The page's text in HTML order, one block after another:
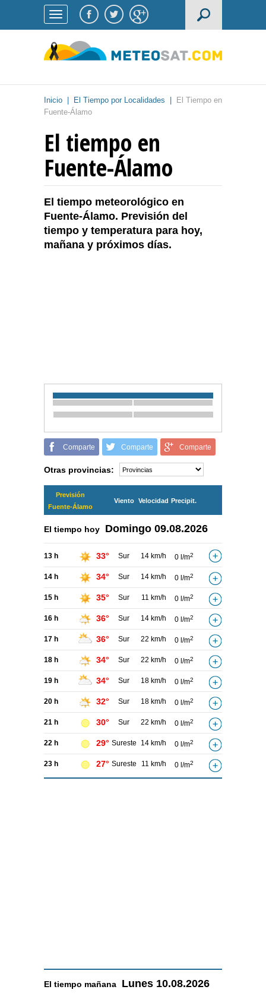
Inicio El Tiempo por Localidades
El Tiempo en
Fuente-Álamo
El tiempo en
Fuente-Álamo
El tiempo meteorológico en
Fuente-Álamo. Previsión del
tiempo y temperatura para hoy,
mañana y próximos días.
Comparte Comparte Comparte
Otras provincias:
Previsión
Fuente-Álamo
Viento Velocidad Precipit.
El tiempo hoy Domingo 09.08.2026
13 h 33° Sur 14 km/h 0 l/m2
14 h 34° Sur 14 km/h 0 l/m2
15 h 35° Sur 11 km/h 0 l/m2
16 h 36° Sur 14 km/h 0 l/m2
17 h 36° Sur 22 km/h 0 l/m2
18 h 34° Sur 22 km/h 0 l/m2
19 h 34° Sur 18 km/h 0 l/m2
20 h 32° Sur 18 km/h 0 l/m2
21 h 30° Sur 22 km/h 0 l/m2
22 h 29° Sureste 14 km/h 0 l/m2
23 h 27° Sureste 11 km/h 0 l/m2
El tiempo mañana Lunes 10.08.2026